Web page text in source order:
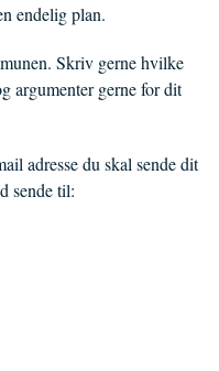
endelig plan.
Skriv gerne hvilke
argumenter gerne for dit
adresse du skal sende dit
sende til: